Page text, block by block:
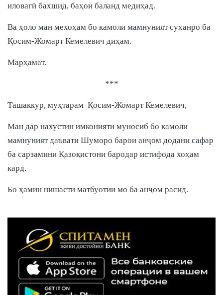
иловагӣ бахшид, баҳои баланд медиҳад.
Ва ҳоло ман мехоҳам бо камоли мамнуният суханро ба
Қосим-Жомарт Кемелевич диҳам.
Марҳамат.
***
Ташаккур, муҳтарам Қосим-Жомарт Кемелевич,
Ман дар нахустин имконияти муносиб бо камоли
мамнуният даъвати Шуморо барои анҷом додани сафар
ба сарзамини Қазоқистони бародар истифода хоҳам
кард.
Бо ҳамин нишасти матбуотии мо ба анҷом расид.